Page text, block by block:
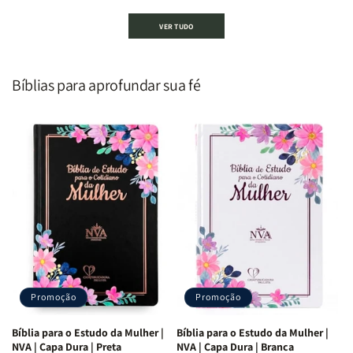
o
Coração
Deus
Ribeiro
Devocional
o
Deus
|
Adriel
Ribeiro
Devocional
|
Penkal
Penkal
VER TUDO
Bíblias para aprofundar sua fé
Promoção
Bíblia para o Estudo da Mulher |
NVA | Capa Dura | Preta
Promoção
Bíblia para o Estudo da Mulher |
NVA | Capa Dura | Branca